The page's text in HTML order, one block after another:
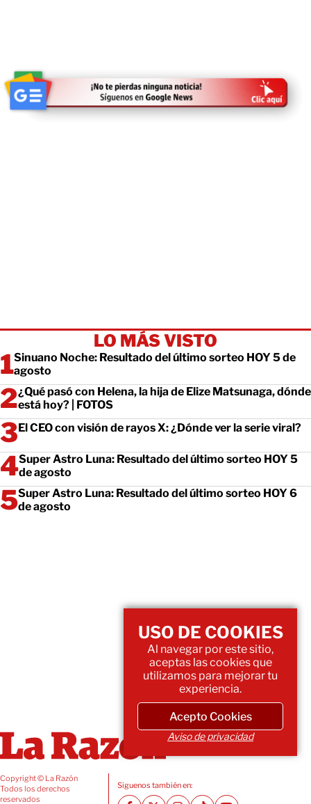
LO MÁS VISTO
Sinuano Noche: Resultado del último sorteo HOY 5 de
agosto
¿Qué pasó con Helena, la hija de Elize Matsunaga, dónde
está hoy? | FOTOS
El CEO con visión de rayos X: ¿Dónde ver la serie viral?
Super Astro Luna: Resultado del último sorteo HOY 5
de agosto
Super Astro Luna: Resultado del último sorteo HOY 6
de agosto
Copyright © La Razón
Todos los derechos
reservados
Siguenos también en:
USO DE COOKIES
Al navegar por este sitio,
aceptas las cookies que
utilizamos para mejorar tu
experiencia.
Acepto Cookies
Aviso de privacidad